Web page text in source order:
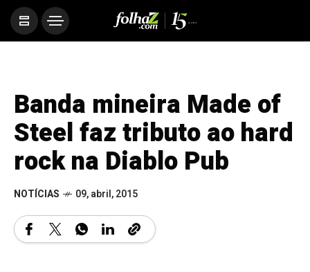
Banda mineira Made of
Steel faz tributo ao hard
rock na Diablo Pub
NOTÍCIAS 09, abril, 2015